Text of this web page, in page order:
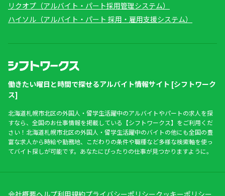
リクオプ（アルバイト・パート採用管理システム）
ハイソル（アルバイト・パート 採用・雇用支援システム）
働きたい曜日と時間で探せるアルバイト情報サイト [シフトワーク
ス]
北海道札幌市北区の外国人・留学生活躍中のアルバイトやパートの求人を探
すなら、全国のお仕事情報を掲載している【シフトワークス】をご利用くだ
さい！北海道札幌市北区の外国人・留学生活躍中のバイトの他にも全国の豊
富な求人から時給や勤務地、こだわりの条件や職種など多様な検索軸を使っ
てバイト探しが可能です。あなたにぴったりの仕事が見つかりますように。
会社概要ヘルプ利用規約プライバシーポリシークッキーポリシー